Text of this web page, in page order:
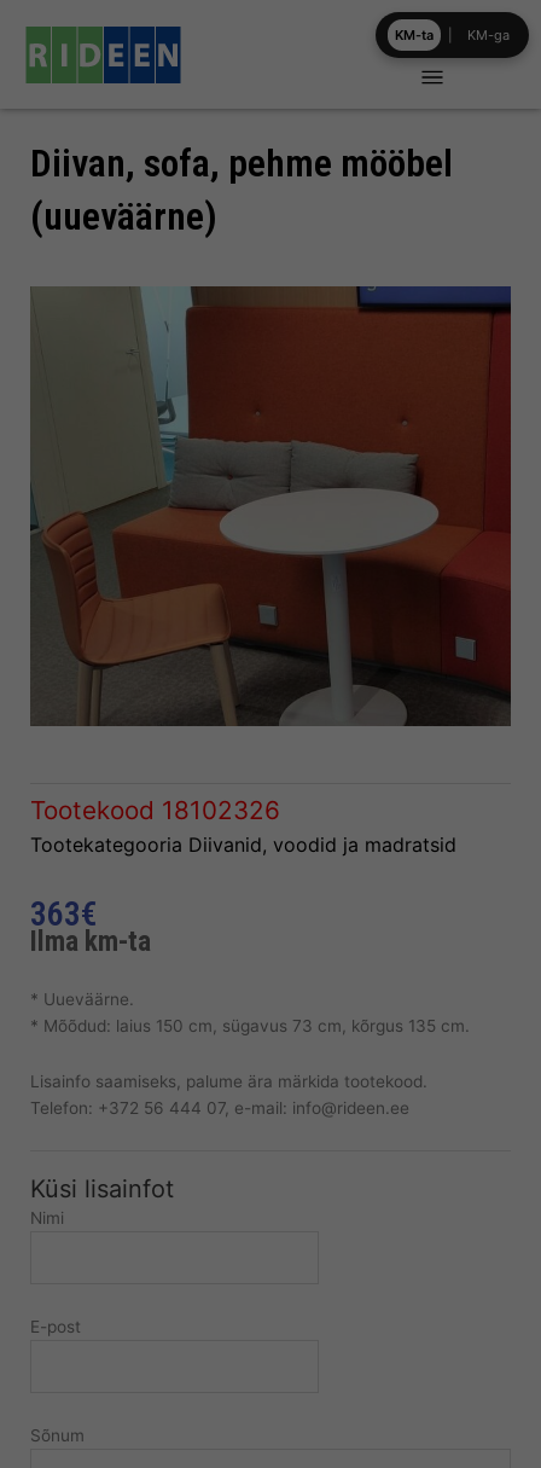
content
Diivan, sofa, pehme mööbel
(uueväärne)
Tootekood 18102326
Tootekategooria Diivanid, voodid ja madratsid
363€
Ilma km-ta
* Uueväärne.
* Mõõdud: laius 150 cm, sügavus 73 cm, kõrgus 135 cm.
Lisainfo saamiseks, palume ära märkida tootekood.
Telefon: +372 56 444 07, e-mail: info@rideen.ee
Küsi lisainfot
Nimi
E-post
Sõnum
KM-ta KM-ga